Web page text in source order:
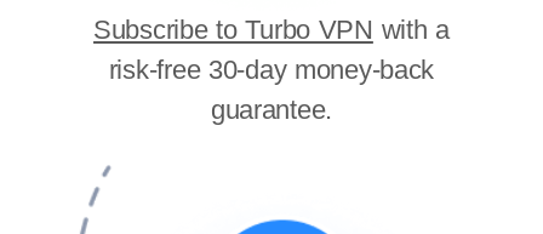
Subscribe to Turbo VPN with a
risk-free 30-day money-back
guarantee.